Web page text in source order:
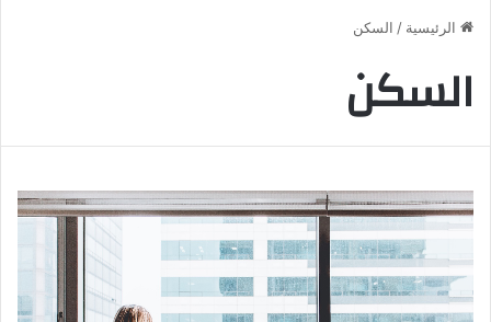
الرئيسية / السكن
السكن